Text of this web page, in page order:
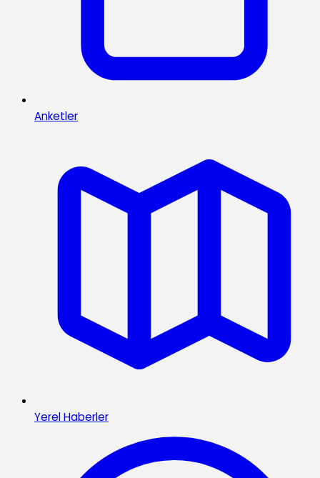
Anketler
Yerel Haberler